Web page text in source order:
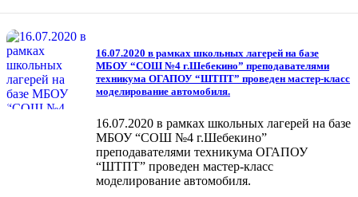
16.07.2020 в рамках школьных лагерей на базе
МБОУ “СОШ №4 г.Шебекино” преподавателями
техникума ОГАПОУ “ШТПТ” проведен мастер-класс
моделирование автомобиля.
16.07.2020 в рамках школьных лагерей на базе
МБОУ “СОШ №4 г.Шебекино”
преподавателями техникума ОГАПОУ
“ШТПТ” проведен мастер-класс
моделирование автомобиля.